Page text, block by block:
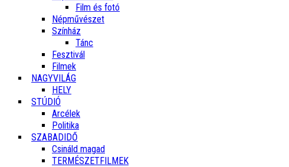
Film és fotó
Népművészet
Színház
Tánc
Fesztivál
Filmek
NAGYVILÁG
HELY
STÚDIÓ
Arcélek
Politika
SZABADIDŐ
Csináld magad
TERMÉSZETFILMEK